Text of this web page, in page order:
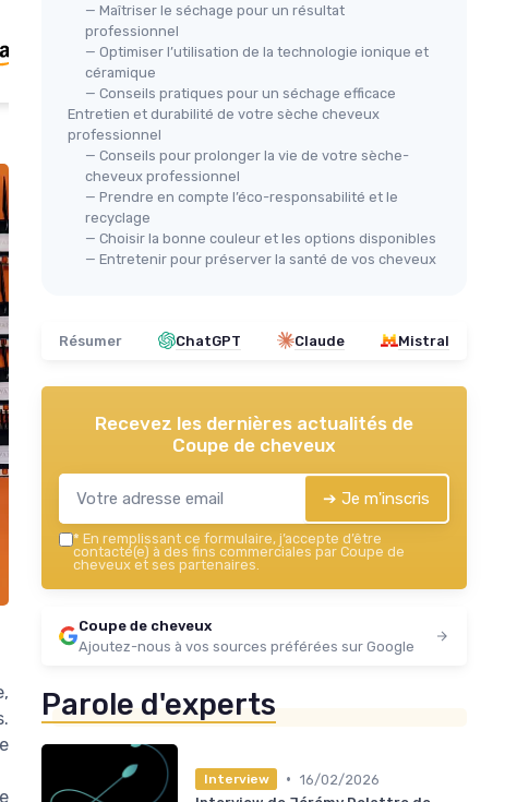
Voir l'offre
— Maîtriser le séchage pour un résultat
professionnel
— Optimiser l’utilisation de la technologie ionique et
céramique
— Conseils pratiques pour un séchage efficace
Entretien et durabilité de votre sèche cheveux
professionnel
— Conseils pour prolonger la vie de votre sèche-
cheveux professionnel
— Prendre en compte l’éco-responsabilité et le
recyclage
— Choisir la bonne couleur et les options disponibles
— Entretenir pour préserver la santé de vos cheveux
Résumer ChatGPT Claude Mistral
Recevez les dernières actualités de
Coupe de cheveux
➔ Je m'inscris
* En remplissant ce formulaire, j’accepte d’être
contacté(e) à des fins commerciales par Coupe de
cheveux et ses partenaires.
Coupe de cheveux
Ajoutez-nous à vos sources préférées sur Google
Parole d'experts
Interview • 16/02/2026